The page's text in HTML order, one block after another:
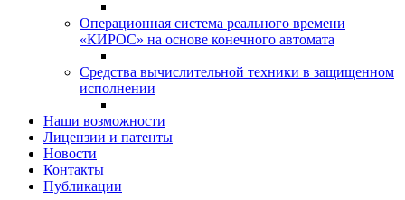
Операционная система реального времени
«КИРОС» на основе конечного автомата
Средства вычислительной техники в защищенном
исполнении
Наши возможности
Лицензии и патенты
Новости
Контакты
Публикации